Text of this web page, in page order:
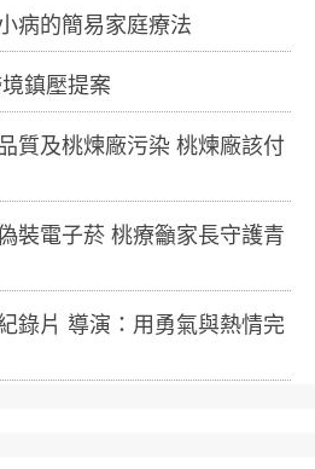
病的簡易家庭療法
鎮壓提案
質及桃煉廠污染 桃煉廠該付
裝電子菸 桃療籲家長守護青
錄片 導演：用勇氣與熱情完